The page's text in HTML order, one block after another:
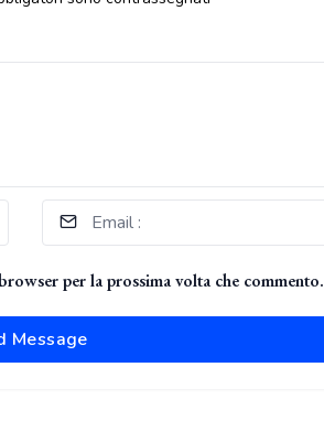
per la prossima volta che commento.